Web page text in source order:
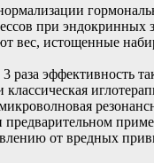
при эндокринных
вес, истощенные
раза эффективность
предварительном
от вредных